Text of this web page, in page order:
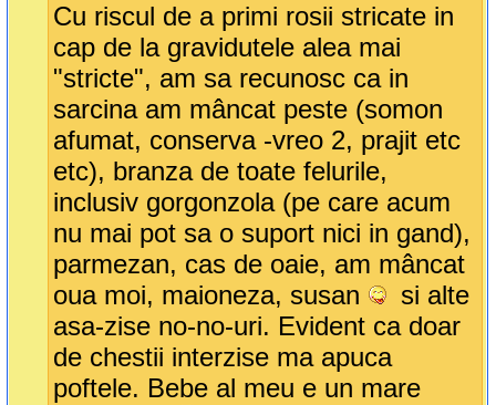
Cu riscul de a primi rosii stricate in
cap de la gravidutele alea mai
"stricte", am sa recunosc ca in
sarcina am mâncat peste (somon
afumat, conserva -vreo 2, prajit etc
etc), branza de toate felurile,
inclusiv gorgonzola (pe care acum
nu mai pot sa o suport nici in gand),
parmezan, cas de oaie, am mâncat
oua moi, maioneza, susan
si alte
asa-zise no-no-uri. Evident ca doar
de chestii interzise ma apuca
poftele. Bebe al meu e un mare